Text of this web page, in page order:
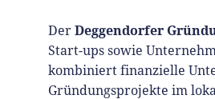
Der Deggendorfer
Start-ups sowie
kombiniert finanzielle
Gründungsprojekte im